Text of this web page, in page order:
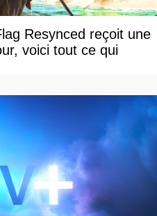
Resynced reçoit une
voici tout ce qui